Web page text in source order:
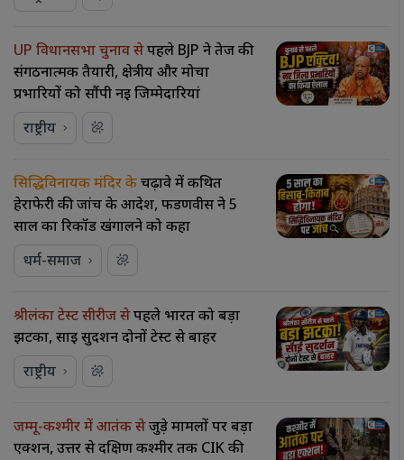
UP विधानसभा चुनाव सेपहले BJP ने तेज की
संगठनात्मक तैयारी, क्षेत्रीय और मोर्चा
प्रभारियों को सौंपी नई जिम्मेदारियां
राष्ट्रीय
सिद्धिविनायक मंदिर केचढ़ावे में कथित
हेराफेरी की जांच के आदेश, फडणवीस ने 5
साल का रिकॉर्ड खंगालने को कहा
धर्म-समाज
श्रीलंका टेस्ट सीरीज सेपहले भारत को बड़ा
झटका, साई सुदर्शन दोनों टेस्ट से बाहर
राष्ट्रीय
जम्मू-कश्मीर में आतंक सेजुड़े मामलों पर बड़ा
एक्शन, उत्तर से दक्षिण कश्मीर तक CIK की